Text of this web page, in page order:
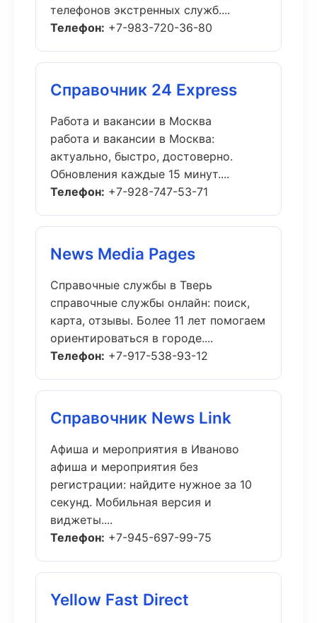
телефонов экстренных служб....
Телефон: +7-983-720-36-80
Справочник 24 Express
Работа и вакансии в Москва
работа и вакансии в Москва:
актуально, быстро, достоверно.
Обновления каждые 15 минут....
Телефон: +7-928-747-53-71
News Media Pages
Справочные службы в Тверь
справочные службы онлайн: поиск,
карта, отзывы. Более 11 лет помогаем
ориентироваться в городе....
Телефон: +7-917-538-93-12
Справочник News Link
Афиша и мероприятия в Иваново
афиша и мероприятия без
регистрации: найдите нужное за 10
секунд. Мобильная версия и
виджеты....
Телефон: +7-945-697-99-75
Yellow Fast Direct